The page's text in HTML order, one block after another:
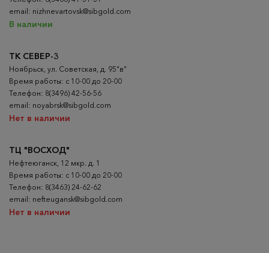
ТК СЕВЕР-3
Ноябрьск, ул. Советская, д. 95"в"
Время работы: с 10-00 до 20-00
Телефон: 8(3496) 42-56-56
email: noyabrsk@sibgold.com
Нет в наличии
ТЦ "ВОСХОД"
Нефтеюганск, 12 мкр. д. 1
Время работы: с 10-00 до 20-00
Телефон: 8(3463) 24-62-62
email: nefteugansk@sibgold.com
Нет в наличии
email: nizhnevartovsk@sibgold.com
В наличии